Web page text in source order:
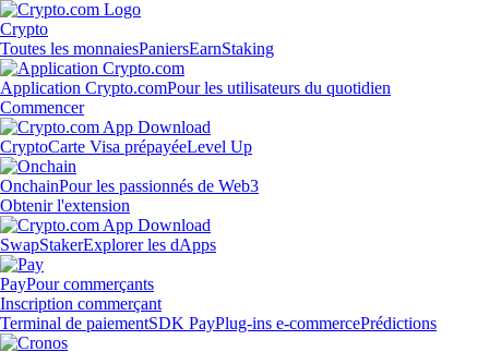
Crypto
Toutes les monnaiesPaniersEarnStaking
Application Crypto.comPour les utilisateurs du quotidien
Commencer
CryptoCarte Visa prépayéeLevel Up
OnchainPour les passionnés de Web3
Obtenir l'extension
SwapStakerExplorer les dApps
PayPour commerçants
Inscription commerçant
Terminal de paiementSDK PayPlug-ins e-commercePrédictions